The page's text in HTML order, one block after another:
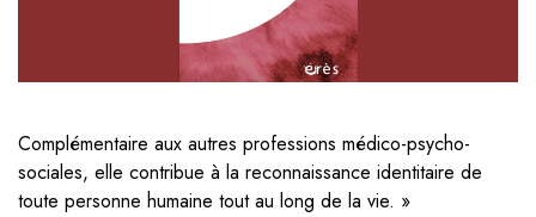
Complémentaire aux autres professions médico-psycho-
sociales, elle contribue à la reconnaissance identitaire de
toute personne humaine tout au long de la vie. »